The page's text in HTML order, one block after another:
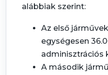
alábbiak szerint:
Az első
egységesen
adminisztrációs
A második